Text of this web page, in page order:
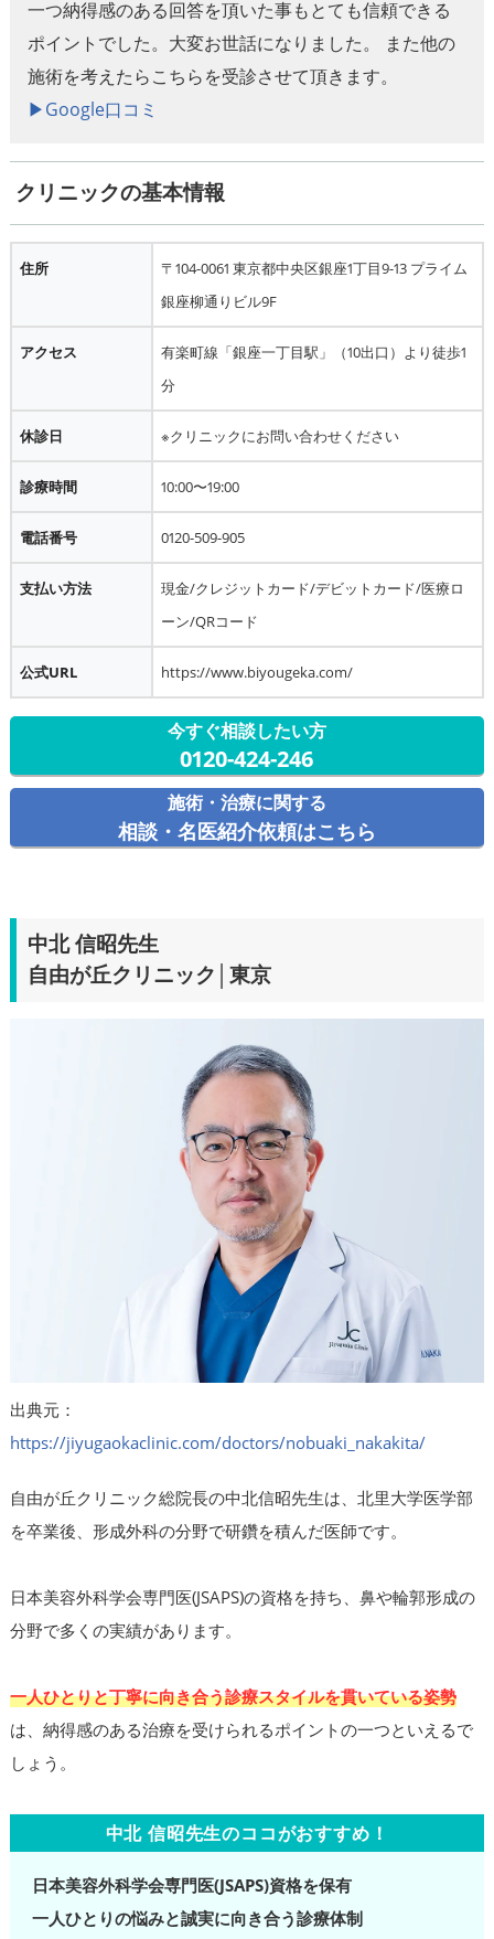
一つ納得感のある回答を頂いた事もとても信頼できる
ポイントでした。大変お世話になりました。 また他の
施術を考えたらこちらを受診させて頂きます。
▶︎Google口コミ
クリニックの基本情報
住所
〒104-0061 東京都中央区銀座1丁目9-13 プライム
銀座柳通りビル9F
アクセス
有楽町線「銀座一丁目駅」（10出口）より徒歩1
分
休診日 ※クリニックにお問い合わせください
診療時間 10:00〜19:00
電話番号 0120-509-905
支払い方法
現金/クレジットカード/デビットカード/医療ロ
ーン/QRコード
公式URL https://www.biyougeka.com/
今すぐ相談したい方
0120-424-246
施術・治療に関する
相談・名医紹介依頼はこちら
中北 信昭先生
自由が丘クリニック│東京
出典元：
https://jiyugaokaclinic.com/doctors/nobuaki_nakakita/
自由が丘クリニック総院長の中北信昭先生は、北里大学医学部
を卒業後、形成外科の分野で研鑽を積んだ医師です。
日本美容外科学会専門医(JSAPS)の資格を持ち、鼻や輪郭形成の
分野で多くの実績があります。
一人ひとりと丁寧に向き合う診療スタイルを貫いている姿勢
は、納得感のある治療を受けられるポイントの一つといえるで
しょう。
中北 信昭先生のココがおすすめ！
日本美容外科学会専門医(JSAPS)資格を保有
一人ひとりの悩みと誠実に向き合う診療体制